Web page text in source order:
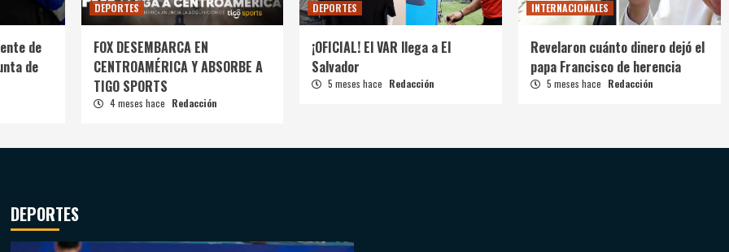
de
de
DEPORTES
FOX DESEMBARCA EN
CENTROAMÉRICA Y ABSORBE A
TIGO SPORTS
4 meses hace Redacción
DEPORTES
¡OFICIAL! El VAR llega a El
Salvador
5 meses hace Redacción
INTERNACIONALES
Revelaron cuánto dinero dejó el
papa Francisco de herencia
5 meses hace Redacción
DEPORTES